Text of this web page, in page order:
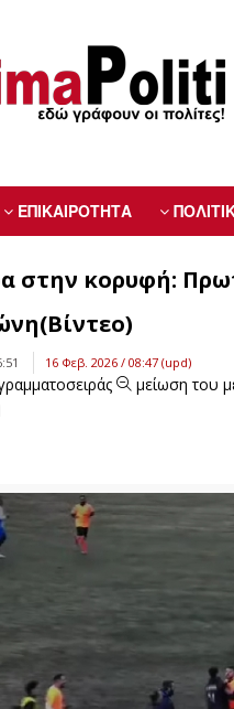
ΕΠΙΚΑΙΡΟΤΗΤΑ
στην κορυφή:
16 Φεβ. 2026 / 08:47 (upd)
μείωση του